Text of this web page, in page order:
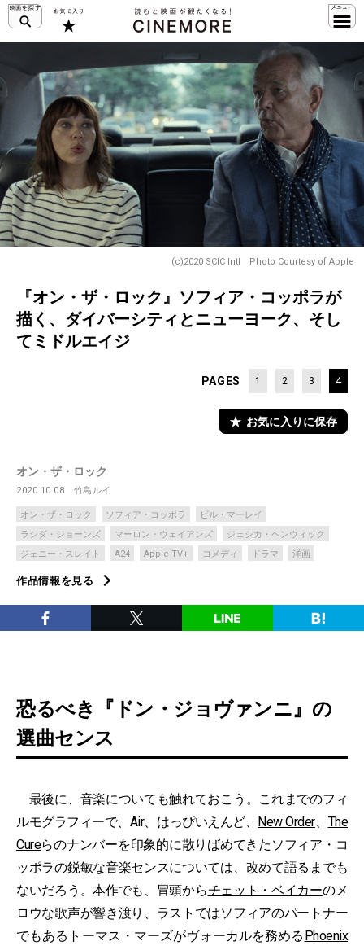
(c)2020 SCIC Intl Photo Courtesy of Apple
『オン・ザ・ロック』ソフィア・コッポラが
描く、ダイバーシティとニューヨーク、そし
てミドルエイジ
PAGES 1 2 3 4
お気に入りに保存
オン・ザ・ロック
2020.10.08 竹島ルイ
オン・ザ・ロック ソフィア・コッポラ
ビル・マーレイ
ラシダ・ジョーンズ
マーロン・ウェイアンズ
ジェシカ・ヘンウィック
ジェニー・スレイト
A24 Apple TV+ コメディ ドラマ 洋画
作品情報を見る
恐るべき『ドン・ジョヴァンニ』の
選曲センス
最後に、音楽についても触れておこう。これまでのフィ
ルモグラフィーで、Air、はっぴいえんど、 New Order、 The
Cureらのナンバーを印象的に散りばめてきたソフィア・コ
ッポラの鋭敏な音楽センスについては、改めて語るまでも
ないだろう。本作でも、冒頭からチェット・ベイカーのメ
ロウな歌声が響き渡り、ラストではソフィアのパートナー
でもあるトーマス・マーズがヴォーカルを務める Phoenix